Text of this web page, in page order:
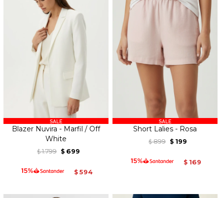
Blazer Nuvira - Marfil / Off
White
$ 1.799 $ 699
$ 594
Short Lalies - Rosa
$ 899 $ 199
$ 169